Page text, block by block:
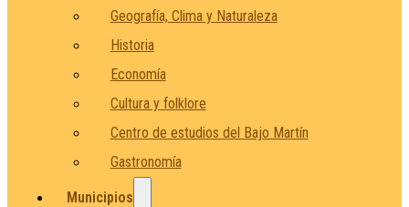
Geografía, Clima y Naturaleza
Historia
Economía
Cultura y folklore
Centro de estudios del Bajo Martín
Gastronomía
Municipios